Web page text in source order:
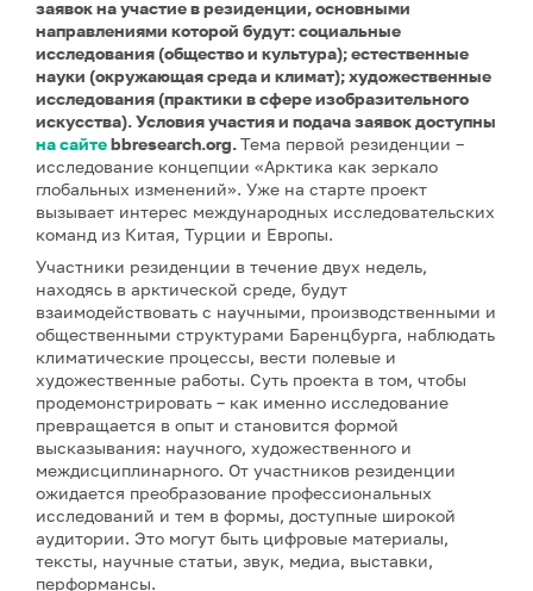
заявок на участие в резиденции, основными
направлениями которой будут: социальные
исследования (общество и культура); естественные
науки (окружающая среда и климат); художественные
исследования (практики в сфере изобразительного
искусства). Условия участия и подача заявок доступны
на сайтеbbresearch.org.Тема первой резиденции –
исследование концепции «Арктика как зеркало
глобальных изменений». Уже на старте проект
вызывает интерес международных исследовательских
команд из Китая, Турции и Европы.
Участники резиденции в течение двух недель,
находясь в арктической среде, будут
взаимодействовать с научными, производственными и
общественными структурами Баренцбурга, наблюдать
климатические процессы, вести полевые и
художественные работы. Суть проекта в том, чтобы
продемонстрировать – как именно исследование
превращается в опыт и становится формой
высказывания: научного, художественного и
междисциплинарного. От участников резиденции
ожидается преобразование профессиональных
исследований и тем в формы, доступные широкой
аудитории. Это могут быть цифровые материалы,
тексты, научные статьи, звук, медиа, выставки,
перформансы.